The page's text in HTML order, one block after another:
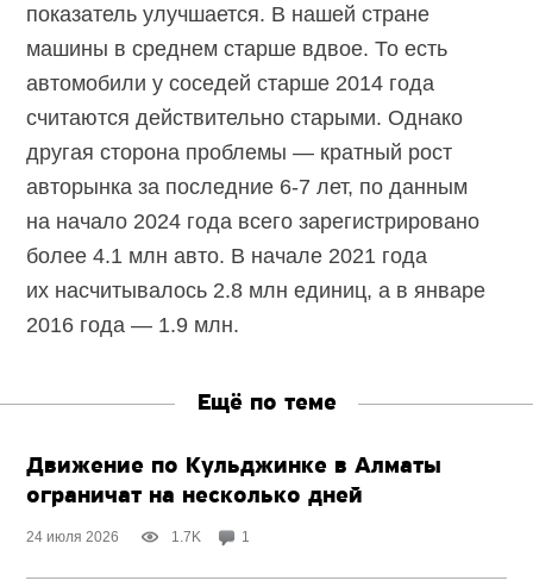
показатель улучшается. В нашей стране
машины в среднем старше вдвое. То есть
автомобили у соседей старше 2014 года
считаются действительно старыми. Однако
другая сторона проблемы — кратный рост
авторынка за последние 6-7 лет, по данным
на начало 2024 года всего зарегистрировано
более 4.1 млн авто. В начале 2021 года
их насчитывалось 2.8 млн единиц, а в январе
2016 года — 1.9 млн.
Ещё по теме
Движение по Кульджинке в Алматы
ограничат на несколько дней
24 июля 2026 1.7K 1